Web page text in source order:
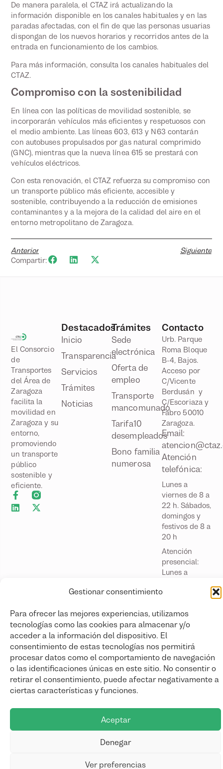
Gestionar consentimiento
Para ofrecer las mejores experiencias, utilizamos
tecnologías como las cookies para almacenar y/o
acceder a la información del dispositivo. El
consentimiento de estas tecnologías nos permitirá
procesar datos como el comportamiento de navegación
o las identificaciones únicas en este sitio. No consentir o
retirar el consentimiento, puede afectar negativamente a
ciertas características y funciones.
Aceptar
Denegar
Ver preferencias
De manera paralela, el CTAZ irá actualizando la
información disponible en los canales habituales y en las
paradas afectadas, con el fin de que las personas usuarias
dispongan de los nuevos horarios y recorridos antes de la
entrada en funcionamiento de los cambios.
Para más información, consulta los canales habituales del
CTAZ.
Compromiso con la sostenibilidad
En línea con las políticas de movilidad sostenible, se
incorporarán vehículos más eficientes y respetuosos con
el medio ambiente. Las líneas 603, 613 y N63 contarán
con autobuses propulsados por gas natural comprimido
(GNC), mientras que la nueva línea 615 se prestará con
vehículos eléctricos.
Con esta renovación, el CTAZ refuerza su compromiso con
un transporte público más eficiente, accesible y
sostenible, contribuyendo a la reducción de emisiones
contaminantes y a la mejora de la calidad del aire en el
entorno metropolitano de Zaragoza.
Anterior
Siguiente
Compartir:
El Consorcio
de
Transportes
del Área de
Zaragoza
facilita la
movilidad en
Zaragoza y su
entorno,
promoviendo
un transporte
público
sostenible y
eficiente.
Trámites
Sede
electrónica
Oferta de
empleo
Transporte
mancomunado
Tarifa10
desempleados
Bono familia
numerosa
Destacados
Inicio
Transparencia
Servicios
Trámites
Noticias
Contacto
Urb. Parque
Roma Bloque
B-4, Bajos.
Acceso por
C/Vicente
Berdusán y
C/Escoriaza y
Fabro 50010
Zaragoza.
Email:
Atención
telefónica:
Lunes a
viernes de 8 a
22 h. Sábados,
domingos y
festivos de 8 a
20 h
Atención
presencial:
Lunes a
laborables de
Más
información
Aviso Legal